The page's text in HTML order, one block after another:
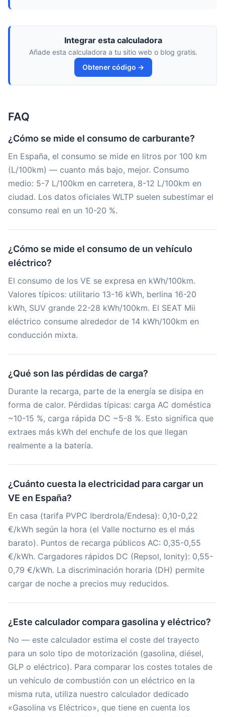
Integrar esta calculadora
Añade esta calculadora a tu sitio web o blog gratis.
Obtener código →
FAQ
¿Cómo se mide el consumo de carburante?
En España, el consumo se mide en litros por 100 km
(L/100km) — cuanto más bajo, mejor. Consumo
medio: 5-7 L/100km en carretera, 8-12 L/100km en
ciudad. Los datos oficiales WLTP suelen subestimar el
consumo real en un 10-20 %.
¿Cómo se mide el consumo de un vehículo
eléctrico?
El consumo de los VE se expresa en kWh/100km.
Valores típicos: utilitario 13-16 kWh, berlina 16-20
kWh, SUV grande 22-28 kWh/100km. El SEAT Mii
eléctrico consume alrededor de 14 kWh/100km en
conducción mixta.
¿Qué son las pérdidas de carga?
Durante la recarga, parte de la energía se disipa en
forma de calor. Pérdidas típicas: carga AC doméstica
~10-15 %, carga rápida DC ~5-8 %. Esto significa que
extraes más kWh del enchufe de los que llegan
realmente a la batería.
¿Cuánto cuesta la electricidad para cargar un
VE en España?
En casa (tarifa PVPC Iberdrola/Endesa): 0,10-0,22
€/kWh según la hora (el Valle nocturno es el más
barato). Puntos de recarga públicos AC: 0,35-0,55
€/kWh. Cargadores rápidos DC (Repsol, Ionity): 0,55-
0,79 €/kWh. La discriminación horaria (DH) permite
cargar de noche a precios muy reducidos.
¿Este calculador compara gasolina y eléctrico?
No — este calculador estima el coste del trayecto
para un solo tipo de motorización (gasolina, diésel,
GLP o eléctrico). Para comparar los costes totales de
un vehículo de combustión con un eléctrico en la
misma ruta, utiliza nuestro calculador dedicado
«Gasolina vs Eléctrico», que tiene en cuenta los